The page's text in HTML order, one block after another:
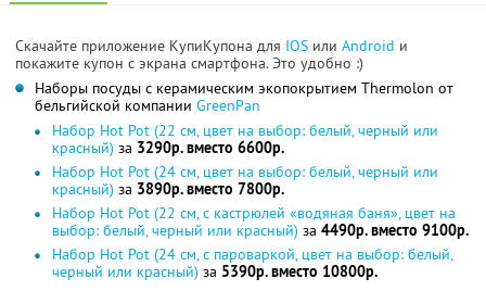
Скачайте приложение КупиКупона для IOS или Android и
покажите купон с экрана смартфона. Это удобно :)
Наборы посуды с керамическим экопокрытием Thermolon от
бельгийской компании GreenPan
Набор Hot Pot (22 см, цвет на выбор: белый, черный или
красный) за 3290р. вместо 6600р.
Набор Hot Pot (24 см, цвет на выбор: белый, черный или
красный) за 3890р. вместо 7800р.
Набор Hot Pot (22 см, с кастрюлей «водяная баня», цвет на
выбор: белый, черный или красный) за 4490р. вместо 9100р.
Набор Hot Pot (24 см, с пароваркой, цвет на выбор: белый,
черный или красный) за 5390р. вместо 10800р.